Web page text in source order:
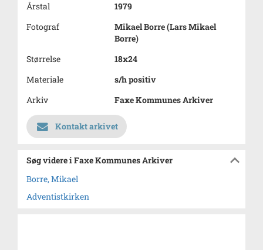
Årstal
1979
Fotograf
Mikael Borre (Lars Mikael
Borre)
Størrelse
18x24
Materiale
s/h positiv
Arkiv
Faxe Kommunes Arkiver
Kontakt arkivet
Søg videre i Faxe Kommunes Arkiver
Borre, Mikael
Adventistkirken